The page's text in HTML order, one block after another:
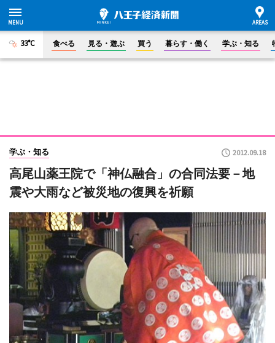
33°C 食べる 見る・遊ぶ 買う 暮らす・働く 学ぶ・知る
学ぶ・知る 2012.09.18
高尾山薬王院で「神仏融合」の合同法要－地
震や大雨など被災地の復興を祈願